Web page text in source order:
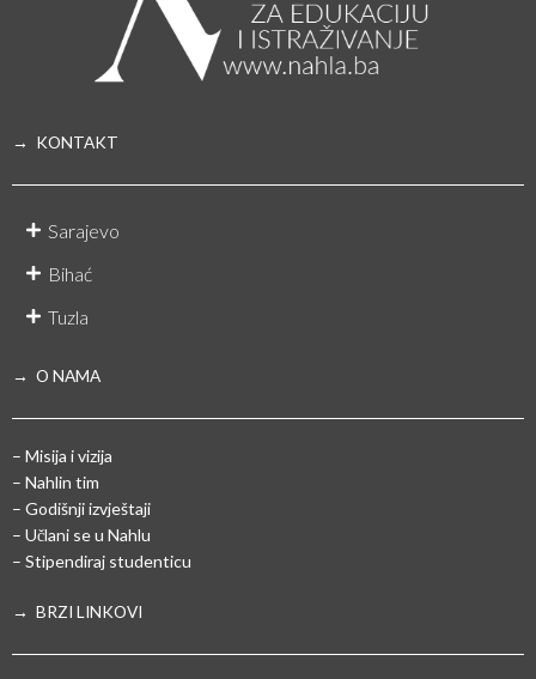
→ KONTAKT
Sarajevo
Bihać
Tuzla
→ O NAMA
– Misija i vizija
– Nahlin tim
– Godišnji izvještaji
– Učlani se u Nahlu
– Stipendiraj studenticu
→ BRZI LINKOVI